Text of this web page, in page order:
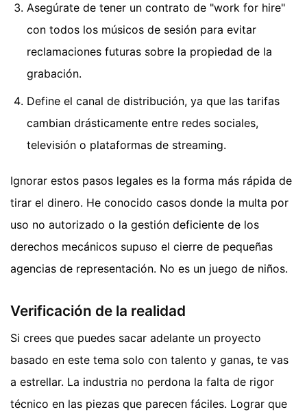
Asegúrate de tener un contrato de "work for hire"
con todos los músicos de sesión para evitar
reclamaciones futuras sobre la propiedad de la
grabación.
Define el canal de distribución, ya que las tarifas
cambian drásticamente entre redes sociales,
televisión o plataformas de streaming.
Ignorar estos pasos legales es la forma más rápida de
tirar el dinero. He conocido casos donde la multa por
uso no autorizado o la gestión deficiente de los
derechos mecánicos supuso el cierre de pequeñas
agencias de representación. No es un juego de niños.
Verificación de la realidad
Si crees que puedes sacar adelante un proyecto
basado en este tema solo con talento y ganas, te vas
a estrellar. La industria no perdona la falta de rigor
técnico en las piezas que parecen fáciles. Lograr que